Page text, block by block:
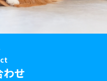
わせ